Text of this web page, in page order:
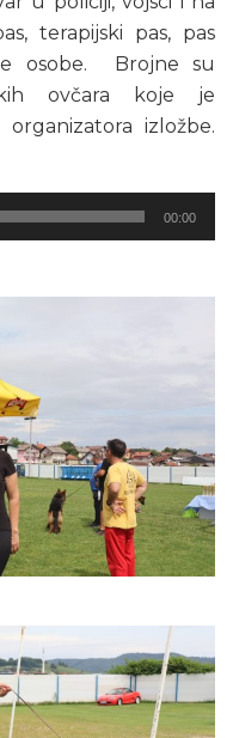
terapijski pas, pas
osobe. Brojne su
ovčara koje je
organizatora izložbe.
00:00